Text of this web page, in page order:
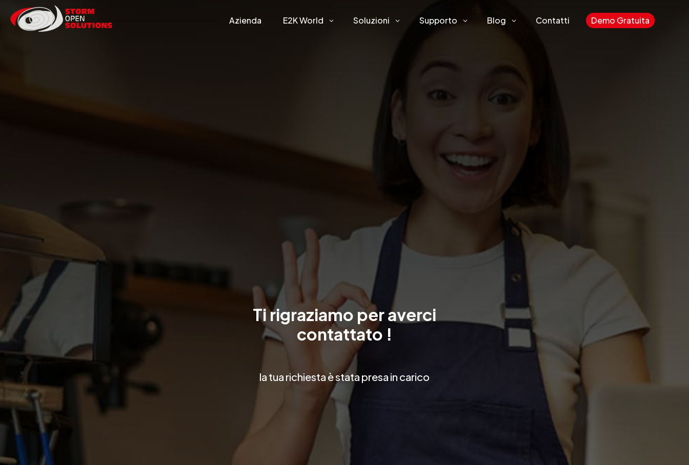
Azienda E2K World 3 Soluzioni 3 Supporto 3 Blog 3 Contatti Demo Gratuita
Ti rigraziamo per averci
contattato !
la tua richiesta è stata presa in carico